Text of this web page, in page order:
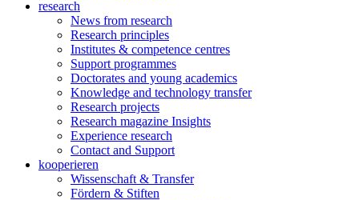
research
News from research
Research principles
Institutes & competence centres
Support programmes
Doctorates and young academics
Knowledge and technology transfer
Research projects
Research magazine Insights
Experience research
Contact and Support
kooperieren
Wissenschaft & Transfer
Fördern & Stiften